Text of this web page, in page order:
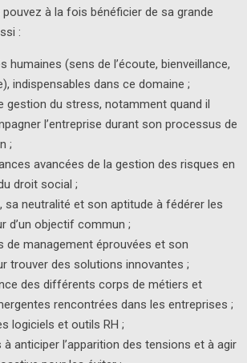
à la fois bénéficier de sa grande
:
humaines (sens de l’écoute, bienveillance,
indispensables dans ce domaine ;
gestion du stress, notamment quand il
l’entreprise durant son processus de
;
avancées de la gestion des risques en
droit social ;
sa neutralité et son aptitude à fédérer les
d’un objectif commun ;
de management éprouvées et son
trouver des solutions innovantes ;
des différents corps de métiers et
rencontrées dans les entreprises ;
logiciels et outils RH ;
anticiper l’apparition des tensions et à agir